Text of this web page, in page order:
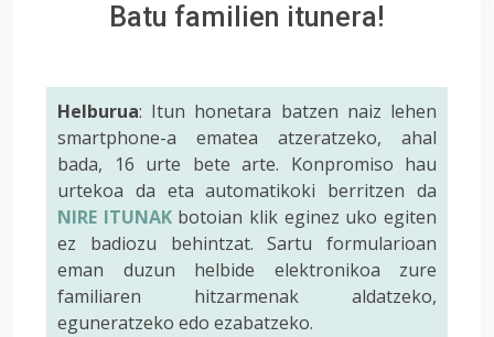
Batu familien itunera!
Helburua: Itun honetara batzen naiz lehen
smartphone-a ematea atzeratzeko, ahal
bada, 16 urte bete arte. Konpromiso hau
urtekoa da eta automatikoki berritzen da
NIRE ITUNAKbotoian klik eginez uko egiten
ez badiozu behintzat. Sartu formularioan
eman duzun helbide elektronikoa zure
familiaren hitzarmenak aldatzeko,
eguneratzeko edo ezabatzeko.